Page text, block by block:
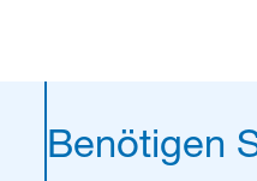
Benötigen